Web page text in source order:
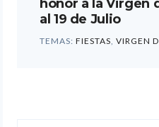
honor a la Virgen
al 19 de Julio
TEMAS: FIESTAS, VIRGEN